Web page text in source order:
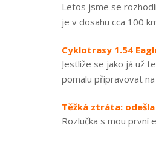
Letos jsme se
je v dosahu cca 100
Cyklotrasy 1.54
Jestliže se jako já už
pomalu připravovat
Těžká ztráta:
Rozlučka s mou první